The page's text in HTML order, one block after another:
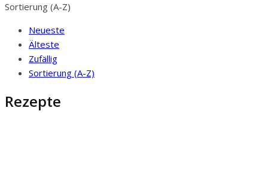
Sortierung (A-Z)
Neueste
Älteste
Zufällig
Sortierung (A-Z)
Rezepte